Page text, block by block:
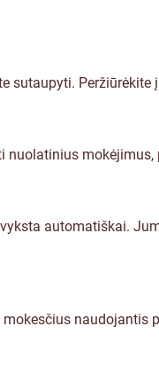
sutaupyti.
automatiškai.
naudojantis